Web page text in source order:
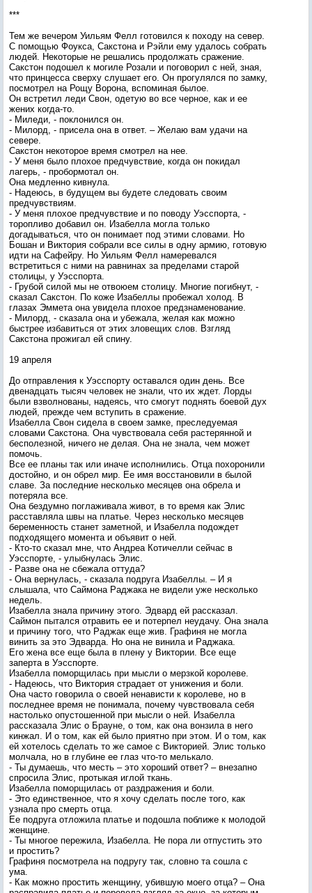
***
Тем же вечером Уильям Фелл готовился к походу на север.
С помощью Фоукса, Сакстона и Рэйли ему удалось собрать
людей. Некоторые не решались продолжать сражение.
Сакстон подошел к могиле Розали и поговорил с ней, зная,
что принцесса сверху слушает его. Он прогулялся по замку,
посмотрел на Рощу Ворона, вспоминая былое.
Он встретил леди Свон, одетую во все черное, как и ее
жених когда-то.
- Миледи, - поклонился он.
- Милорд, - присела она в ответ. – Желаю вам удачи на
севере.
Сакстон некоторое время смотрел на нее.
- У меня было плохое предчувствие, когда он покидал
лагерь, - пробормотал он.
Она медленно кивнула.
- Надеюсь, в будущем вы будете следовать своим
предчувствиям.
- У меня плохое предчувствие и по поводу Уэсспорта, -
торопливо добавил он. Изабелла могла только
догадываться, что он понимает под этими словами. Но
Бошан и Виктория собрали все силы в одну армию, готовую
идти на Сафейру. Но Уильям Фелл намеревался
встретиться с ними на равнинах за пределами старой
столицы, у Уэсспорта.
- Грубой силой мы не отвоюем столицу. Многие погибнут, -
сказал Сакстон. По коже Изабеллы пробежал холод. В
глазах Эммета она увидела плохое предзнаменование.
- Милорд, - сказала она и убежала, желая как можно
быстрее избавиться от этих зловещих слов. Взгляд
Сакстона прожигал ей спину.
19 апреля
До отправления к Уэсспорту оставался один день. Все
двенадцать тысяч человек не знали, что их ждет. Лорды
были взволнованы, надеясь, что смогут поднять боевой дух
людей, прежде чем вступить в сражение.
Изабелла Свон сидела в своем замке, преследуемая
словами Сакстона. Она чувствовала себя растерянной и
бесполезной, ничего не делая. Она не знала, чем может
помочь.
Все ее планы так или иначе исполнились. Отца похоронили
достойно, и он обрел мир. Ее имя восстановили в былой
славе. За последние несколько месяцев она обрела и
потеряла все.
Она бездумно поглаживала живот, в то время как Элис
расставляла швы на платье. Через несколько месяцев
беременность станет заметной, и Изабелла подождет
подходящего момента и объявит о ней.
- Кто-то сказал мне, что Андреа Котичелли сейчас в
Уэсспорте, - улыбнулась Элис.
- Разве она не сбежала оттуда?
- Она вернулась, - сказала подруга Изабеллы. – И я
слышала, что Саймона Раджака не видели уже несколько
недель.
Изабелла знала причину этого. Эдвард ей рассказал.
Саймон пытался отравить ее и потерпел неудачу. Она знала
и причину того, что Раджак еще жив. Графиня не могла
винить за это Эдварда. Но она не винила и Раджака.
Его жена все еще была в плену у Виктории. Все еще
заперта в Уэсспорте.
Изабелла поморщилась при мысли о мерзкой королеве.
- Надеюсь, что Виктория страдает от унижения и боли.
Она часто говорила о своей ненависти к королеве, но в
последнее время не понимала, почему чувствовала себя
настолько опустошенной при мысли о ней. Изабелла
рассказала Элис о Брауне, о том, как она вонзила в него
кинжал. И о том, как ей было приятно при этом. И о том, как
ей хотелось сделать то же самое с Викторией. Элис только
молчала, но в глубине ее глаз что-то мелькало.
- Ты думаешь, что месть – это хороший ответ? – внезапно
спросила Элис, протыкая иглой ткань.
Изабелла поморщилась от раздражения и боли.
- Это единственное, что я хочу сделать после того, как
узнала про смерть отца.
Ее подруга отложила платье и подошла поближе к молодой
женщине.
- Ты многое пережила, Изабелла. Не пора ли отпустить это
и простить?
Графиня посмотрела на подругу так, словно та сошла с
ума.
- Как можно простить женщину, убившую моего отца? – Она